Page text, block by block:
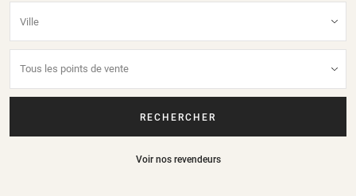
RECHERCHER
Voir nos revendeurs